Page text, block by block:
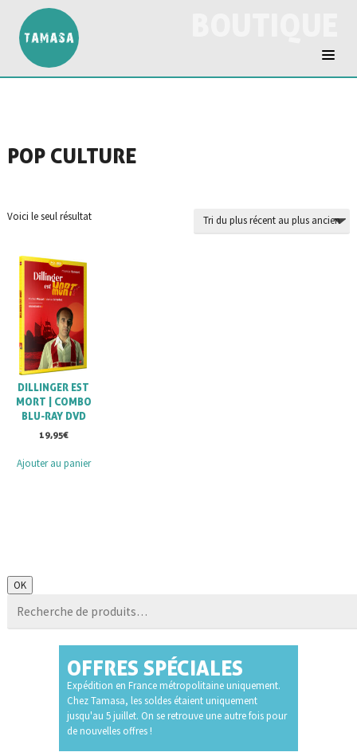
POP CULTURE
Voici le seul résultat
DILLINGER EST
MORT | COMBO
BLU-RAY DVD
19,95€
Ajouter au panier
Recherche
pour :
OK
OFFRES SPÉCIALES
Expédition en France métropolitaine uniquement.
Chez Tamasa, les soldes étaient uniquement
jusqu'au 5 juillet. On se retrouve une autre fois pour
de nouvelles offres !